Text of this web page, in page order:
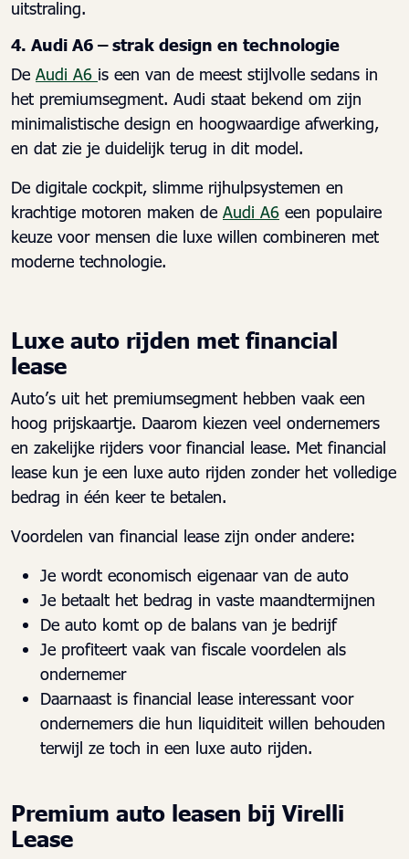
uitstraling.
4. Audi A6 – strak design en technologie
De Audi A6 is een van de meest stijlvolle sedans in
het premiumsegment. Audi staat bekend om zijn
minimalistische design en hoogwaardige afwerking,
en dat zie je duidelijk terug in dit model.
De digitale cockpit, slimme rijhulpsystemen en
krachtige motoren maken de Audi A6 een populaire
keuze voor mensen die luxe willen combineren met
moderne technologie.
Luxe auto rijden met financial
lease
Auto’s uit het premiumsegment hebben vaak een
hoog prijskaartje. Daarom kiezen veel ondernemers
en zakelijke rijders voor financial lease. Met financial
lease kun je een luxe auto rijden zonder het volledige
bedrag in één keer te betalen.
Voordelen van financial lease zijn onder andere:
Je wordt economisch eigenaar van de auto
Je betaalt het bedrag in vaste maandtermijnen
De auto komt op de balans van je bedrijf
Je profiteert vaak van fiscale voordelen als
ondernemer
Daarnaast is financial lease interessant voor
ondernemers die hun liquiditeit willen behouden
terwijl ze toch in een luxe auto rijden.
Premium auto leasen bij Virelli
Lease